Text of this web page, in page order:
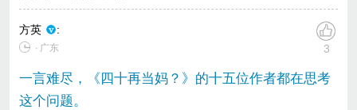
方英 :
∙ 广东 3
一言难尽，《四十再当妈？》的十五位作者都在思考
这个问题。